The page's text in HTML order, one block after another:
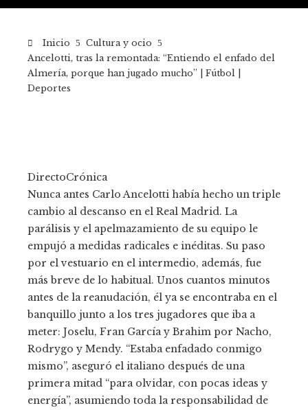
Inicio
Cultura y ocio
Ancelotti, tras la remontada: “Entiendo el enfado del
Almería, porque han jugado mucho” | Fútbol |
Deportes
DirectoCrónica
Nunca antes Carlo Ancelotti había hecho un triple
cambio al descanso en el Real Madrid. La
parálisis y el apelmazamiento de su equipo le
empujó a medidas radicales e inéditas. Su paso
por el vestuario en el intermedio, además, fue
más breve de lo habitual. Unos cuantos minutos
antes de la reanudación, él ya se encontraba en el
banquillo junto a los tres jugadores que iba a
meter: Joselu, Fran García y Brahim por Nacho,
Rodrygo y Mendy. “Estaba enfadado conmigo
mismo”, aseguró el italiano después de una
primera mitad “para olvidar, con pocas ideas y
energía”, asumiendo toda la responsabilidad de